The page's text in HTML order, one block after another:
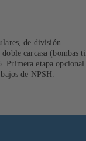
de división
carcasa (bombas
Primera etapa opcional
de NPSH.